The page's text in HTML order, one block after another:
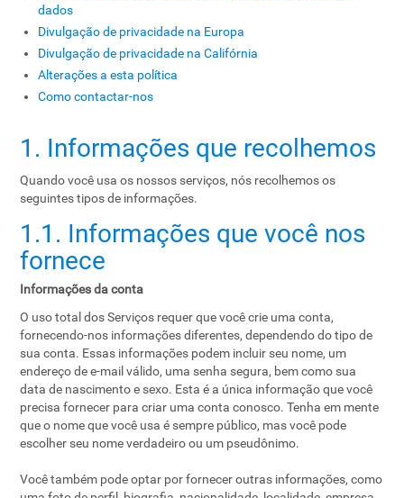
dados
Divulgação de privacidade na Europa
Divulgação de privacidade na Califórnia
Alterações a esta política
Como contactar-nos
1. Informações que recolhemos
Quando você usa os nossos serviços, nós recolhemos os
seguintes tipos de informações.
1.1. Informações que você nos
fornece
Informações da conta
O uso total dos Serviços requer que você crie uma conta,
fornecendo-nos informações diferentes, dependendo do tipo de
sua conta. Essas informações podem incluir seu nome, um
endereço de e-mail válido, uma senha segura, bem como sua
data de nascimento e sexo. Esta é a única informação que você
precisa fornecer para criar uma conta conosco. Tenha em mente
que o nome que você usa é sempre público, mas você pode
escolher seu nome verdadeiro ou um pseudônimo.
Você também pode optar por fornecer outras informações, como